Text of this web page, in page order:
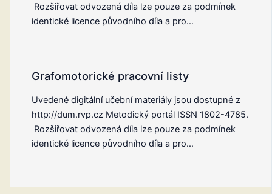
Rozšiřovat odvozená díla lze pouze za podmínek
identické licence původního díla a pro…
Grafomotorické pracovní listy
Uvedené digitální učební materiály jsou dostupné z
http://dum.rvp.cz Metodický portál ISSN 1802-4785.
Rozšiřovat odvozená díla lze pouze za podmínek
identické licence původního díla a pro…